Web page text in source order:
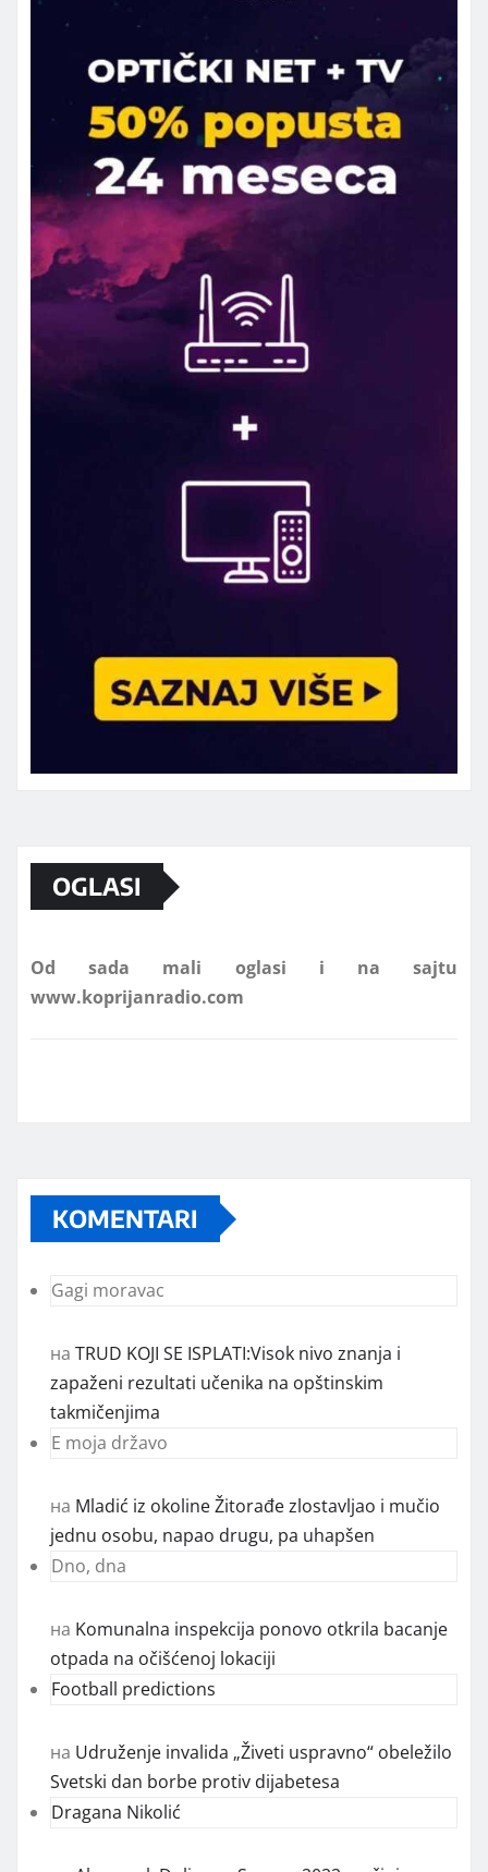
OGLASI
Od sada mali oglasi i na sajtu
KOMENTARI
Gagi moravac
на TRUD KOJI SE ISPLATI:Visok nivo znanja i
zapaženi rezultati učenika na opštinskim
takmičenjima
E moja državo
на Mladić iz okoline Žitorađe zlostavljao i mučio
jednu osobu, napao drugu, pa uhapšen
Dno, dna
на Komunalna inspekcija ponovo otkrila bacanje
otpada na očišćenoj lokaciji
Football predictions
на Udruženje invalida „Živeti uspravno“ obeležilo
Svetski dan borbe protiv dijabetesa
Dragana Nikolić